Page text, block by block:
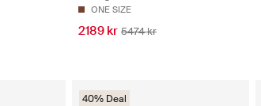
ONE SIZE
2189 kr 5474 kr
40% Deal